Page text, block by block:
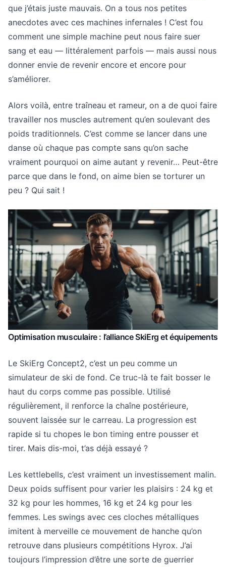
que j’étais juste mauvais. On a tous nos petites
anecdotes avec ces machines infernales ! C’est fou
comment une simple machine peut nous faire suer
sang et eau — littéralement parfois — mais aussi nous
donner envie de revenir encore et encore pour
s’améliorer.
Alors voilà, entre traîneau et rameur, on a de quoi faire
travailler nos muscles autrement qu’en soulevant des
poids traditionnels. C’est comme se lancer dans une
danse où chaque pas compte sans qu’on sache
vraiment pourquoi on aime autant y revenir… Peut-être
parce que dans le fond, on aime bien se torturer un
peu ? Qui sait !
Optimisation musculaire : l’alliance SkiErg et équipements
Le SkiErg Concept2, c’est un peu comme un
simulateur de ski de fond. Ce truc-là te fait bosser le
haut du corps comme pas possible. Utilisé
régulièrement, il renforce la chaîne postérieure,
souvent laissée sur le carreau. La progression est
rapide si tu chopes le bon timing entre pousser et
tirer. Mais dis-moi, t’as déjà essayé ?
Les kettlebells, c’est vraiment un investissement malin.
Deux poids suffisent pour varier les plaisirs : 24 kg et
32 kg pour les hommes, 16 kg et 24 kg pour les
femmes. Les swings avec ces cloches métalliques
imitent à merveille ce mouvement de hanche qu’on
retrouve dans plusieurs compétitions Hyrox. J’ai
toujours l’impression d’être une sorte de guerrier